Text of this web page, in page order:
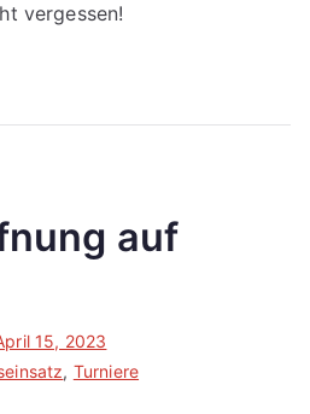
vergessen!
auf
15, 2023
, Turniere